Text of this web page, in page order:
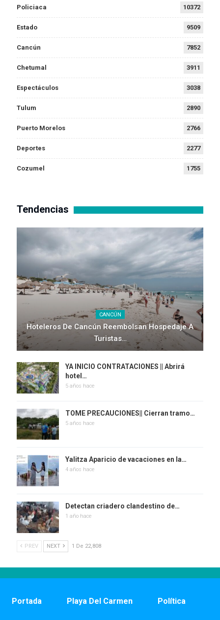
Policiaca 10372
Estado 9509
Cancún 7852
Chetumal 3911
Espectáculos 3038
Tulum 2890
Puerto Morelos 2766
Deportes 2277
Cozumel 1755
Tendencias
CANCÚN
Hoteleros De Cancún Reembolsan Hospedaje A
Turistas…
YA INICIO CONTRATACIONES || Abrirá
hotel…
5 años hace
TOME PRECAUCIONES|| Cierran tramo…
5 años hace
Yalitza Aparicio de vacaciones en la…
4 años hace
Detectan criadero clandestino de…
1 año hace
PREV NEXT 1 De 22,808
Portada Playa Del Carmen Política